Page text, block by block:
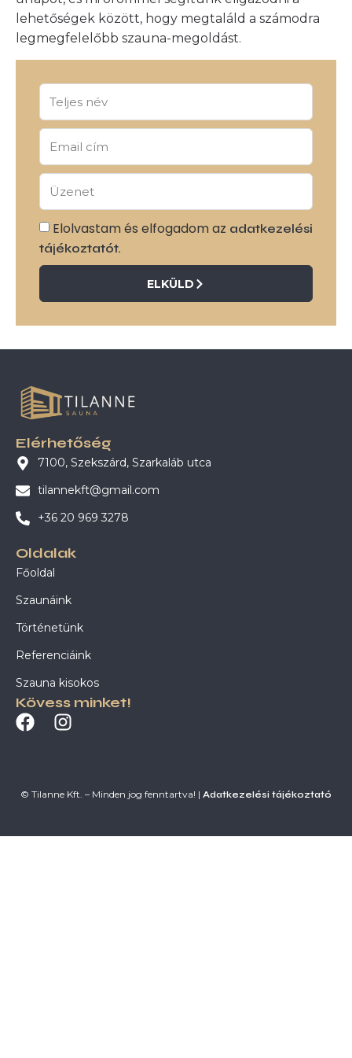
lehetőségek között, hogy megtaláld a számodra
legmegfelelőbb szauna-megoldást.
Elolvastam és elfogadom az adatkezelési
tájékoztatót.
ELKÜLD
Elérhetőség
7100, Szekszárd, Szarkaláb utca
tilannekft@gmail.com
+36 20 969 3278
Oldalak
Főoldal
Szaunáink
Történetünk
Referenciáink
Szauna kisokos
Kövess minket!
© Tilanne Kft. – Minden jog fenntartva! | Adatkezelési tájékoztató